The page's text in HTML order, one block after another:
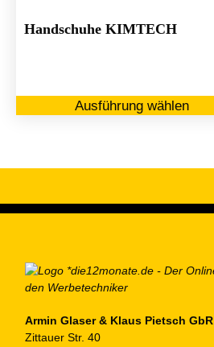
Handschuhe KIMTECH
Ausführung wählen
Armin Glaser & Klaus Pietsch GbR
Zittauer Str. 40